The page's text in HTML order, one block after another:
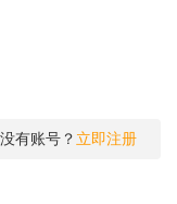
有账号？ 立即注册